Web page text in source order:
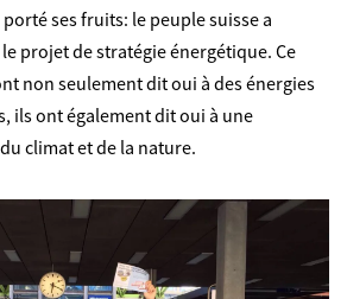
ses fruits: le peuple suisse a
projet de stratégie énergétique. Ce
non seulement dit oui à des énergies
ils ont également dit oui à une
climat et de la nature.